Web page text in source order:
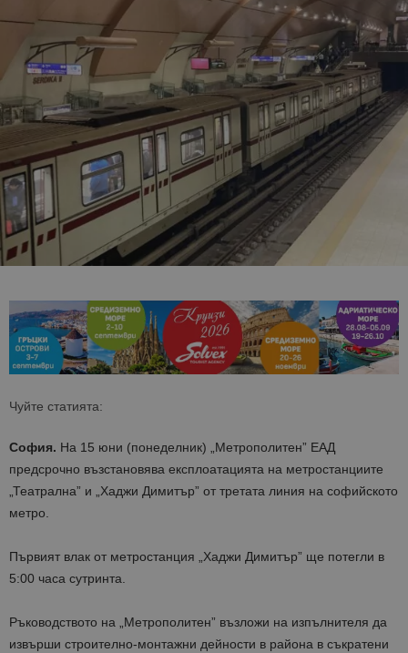
Чуйте статията:
София. На 15 юни (понеделник) „Метрополитен” ЕАД
предсрочно възстановява експлоатацията на метростанциите
„Театрална” и „Хаджи Димитър” от третата линия на софийското
метро.
Първият влак от метростанция „Хаджи Димитър” ще потегли в
5:00 часа сутринта.
Ръководството на „Метрополитен” възложи на изпълнителя да
извърши строително-монтажни дейности в района в съкратени